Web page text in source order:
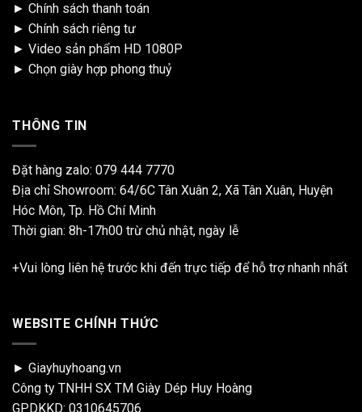
► Chính sách thanh toán
► Chính sách riêng tư
► Video sản phẩm HD 1080P
► Chọn giày hợp phong thuỷ
THÔNG TIN
Đặt hàng zalo: 079 444 7770
Địa chỉ Showroom: 64/6C Tân Xuân 2, Xã Tân Xuân, Huyện
Hóc Môn, Tp. Hồ Chí Minh
Thời gian: 8h-17h00 trừ chủ nhật, ngày lễ
+Vui lòng liên hệ trước khi đến trực tiếp để hỗ trợ nhanh nhất
WEBSITE CHÍNH THỨC
► Giayhuyhoang.vn
Công ty TNHH SX TM Giày Dép Huy Hoàng
GPDKKD: 0310645706